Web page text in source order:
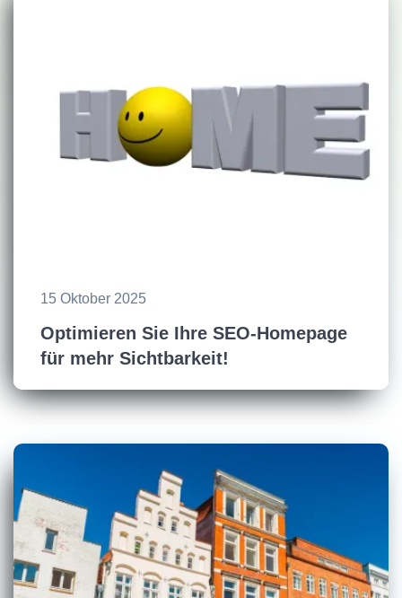
15 Oktober 2025
Optimieren Sie Ihre SEO-Homepage
für mehr Sichtbarkeit!